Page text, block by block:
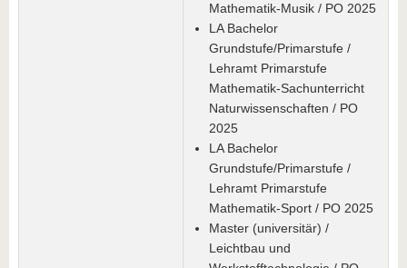
Mathematik-Musik / PO 2025
LA Bachelor
Grundstufe/Primarstufe /
Lehramt Primarstufe
Mathematik-Sachunterricht
Naturwissenschaften / PO
2025
LA Bachelor
Grundstufe/Primarstufe /
Lehramt Primarstufe
Mathematik-Sport / PO 2025
Master (universitär) /
Leichtbau und